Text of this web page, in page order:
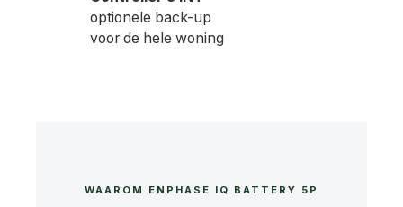
optionele back-up
voor de hele woning
WAAROM ENPHASE IQ BATTERY 5P